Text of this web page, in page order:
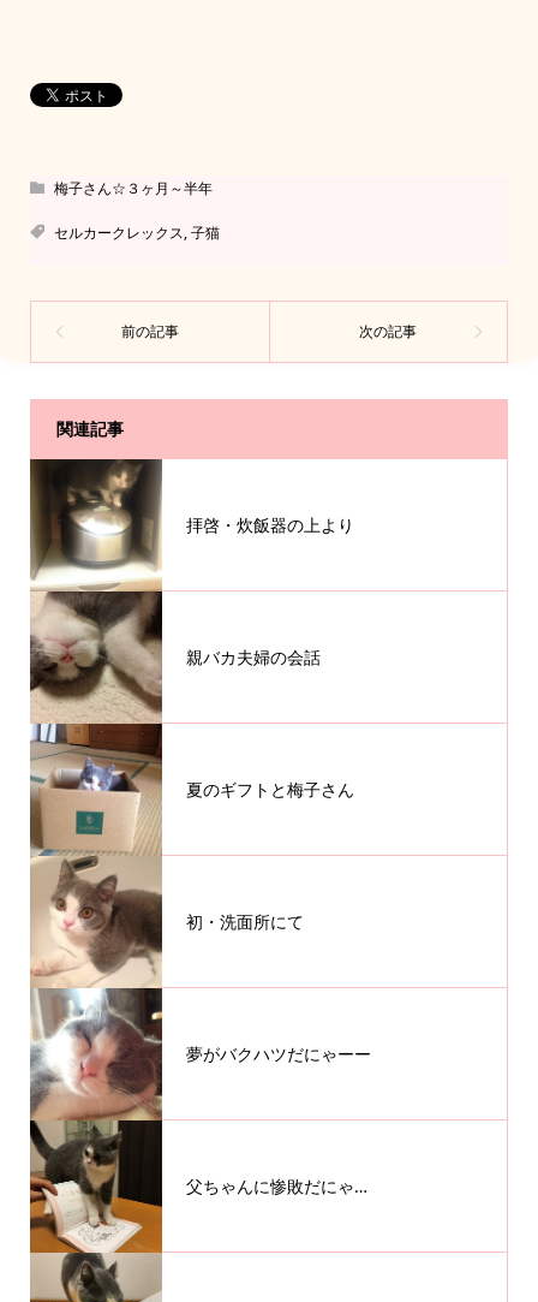
梅子さん☆３ヶ月～半年
セルカークレックス,子猫
関連記事
拝啓・炊飯器の上より
親バカ夫婦の会話
夏のギフトと梅子さん
初・洗面所にて
夢がバクハツだにゃーー
父ちゃんに惨敗だにゃ…